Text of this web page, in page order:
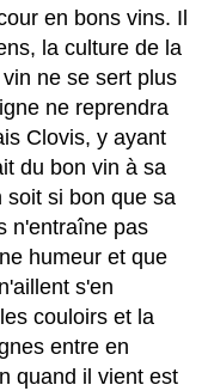
en bons vins. Il
la culture de la
ne se sert plus
ne reprendra
Clovis, y ayant
du bon vin à sa
soit si bon que sa
n'entraîne pas
humeur et que
s'en
couloirs et la
entre en
quand il vient est